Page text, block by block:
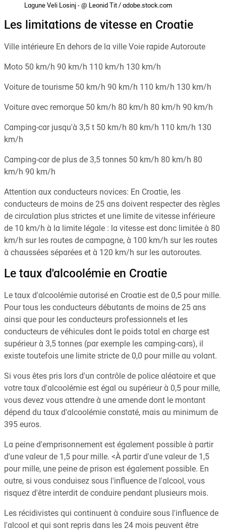
Lagune Veli Losinj - @ Leonid Tit / adobe.stock.com
Les limitations de vitesse en Croatie
Ville intérieure En dehors de la ville Voie rapide Autoroute
Moto 50 km/h 90 km/h 110 km/h 130 km/h
Voiture de tourisme 50 km/h 90 km/h 110 km/h 130 km/h
Voiture avec remorque 50 km/h 80 km/h 80 km/h 90 km/h
Camping-car jusqu'à 3,5 t 50 km/h 80 km/h 110 km/h 130
km/h
Camping-car de plus de 3,5 tonnes 50 km/h 80 km/h 80
km/h 90 km/h
Attention aux conducteurs novices: En Croatie, les
conducteurs de moins de 25 ans doivent respecter des règles
de circulation plus strictes et une limite de vitesse inférieure
de 10 km/h à la limite légale : la vitesse est donc limitée à 80
km/h sur les routes de campagne, à 100 km/h sur les routes
à chaussées séparées et à 120 km/h sur les autoroutes.
Le taux d'alcoolémie en Croatie
Le taux d'alcoolémie autorisé en Croatie est de 0,5 pour mille.
Pour tous les conducteurs débutants de moins de 25 ans
ainsi que pour les conducteurs professionnels et les
conducteurs de véhicules dont le poids total en charge est
supérieur à 3,5 tonnes (par exemple les camping-cars), il
existe toutefois une limite stricte de 0,0 pour mille au volant.
Si vous êtes pris lors d'un contrôle de police aléatoire et que
votre taux d'alcoolémie est égal ou supérieur à 0,5 pour mille,
vous devez vous attendre à une amende dont le montant
dépend du taux d'alcoolémie constaté, mais au minimum de
395 euros.
La peine d'emprisonnement est également possible à partir
d'une valeur de 1,5 pour mille. <À partir d'une valeur de 1,5
pour mille, une peine de prison est également possible. En
outre, si vous conduisez sous l'influence de l'alcool, vous
risquez d'être interdit de conduire pendant plusieurs mois.
Les récidivistes qui continuent à conduire sous l'influence de
l'alcool et qui sont repris dans les 24 mois peuvent être